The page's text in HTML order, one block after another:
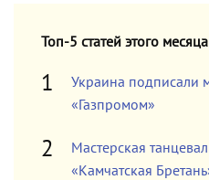
Топ-5 статей этого месяца
Украина подписали
«Газпромом»
Мастерская
«Камчатская